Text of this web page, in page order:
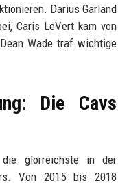
Darius Garland
Caris LeVert kam von
Wade traf wichtige
Die Cavs
glorreichste in der
Von 2015 bis 2018